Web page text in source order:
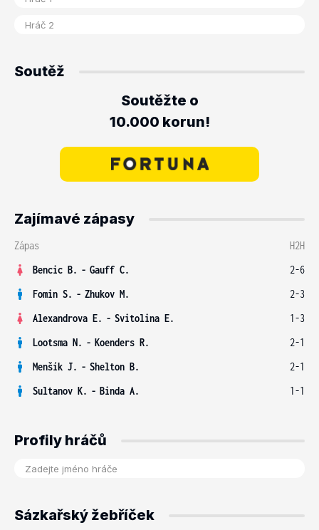
Soutěž
Soutěžte o
10.000 korun!
Zajímavé zápasy
Zápas
H2H
Bencic B. - Gauff C.
2-6
Fomin S. - Zhukov M.
2-3
Alexandrova E. - Svitolina E.
1-3
Lootsma N. - Koenders R.
2-1
Menšík J. - Shelton B.
2-1
Sultanov K. - Binda A. 1-1
Profily hráčů
Sázkařský žebříček